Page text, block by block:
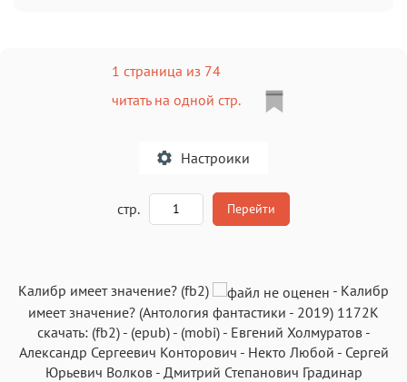
1 страница из 74
читать на одной стр.
Настроики
стр. Перейти
Калибр имеет значение? (fb2) - Калибр
имеет значение? (Антология фантастики - 2019) 1172K
скачать: (fb2)- (epub)- (mobi)- Евгений Холмуратов-
Александр Сергеевич Конторович - Некто Любой - Сергей
Юрьевич Волков- Дмитрий Степанович Градинар